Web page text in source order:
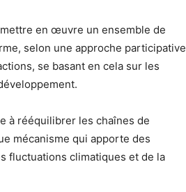
en œuvre un ensemble de
selon une approche participative
se basant en cela sur les
à rééquilibrer les chaînes de
mécanisme qui apporte des
fluctuations climatiques et de la